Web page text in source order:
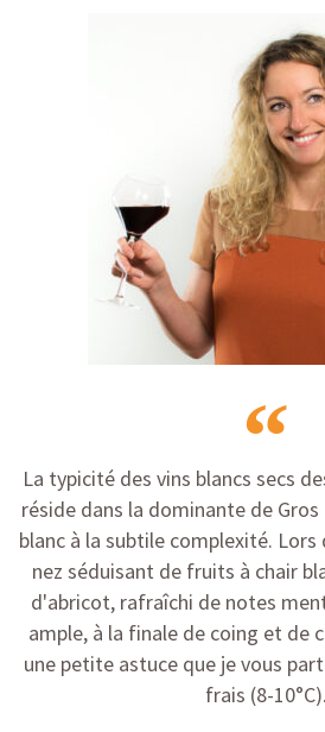
La typicité des vins blancs secs
réside dans la dominante de Gros
blanc à la subtile complexité.
nez séduisant de fruits à chair
d'abricot, rafraîchi de notes
ample, à la finale de coing et de
une petite astuce que je vous
frais (8-10°C).